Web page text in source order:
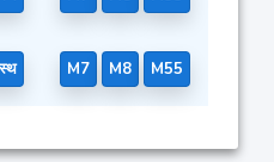
M7 M8 M55